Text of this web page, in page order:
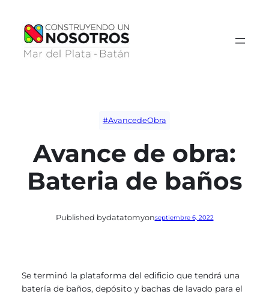
contenido
#AvancedeObra
Avance de obra:
Bateria de baños
Published bydatatomyonseptiembre 6, 2022
Se terminó la plataforma del edificio que tendrá una
batería de baños, depósito y bachas de lavado para el